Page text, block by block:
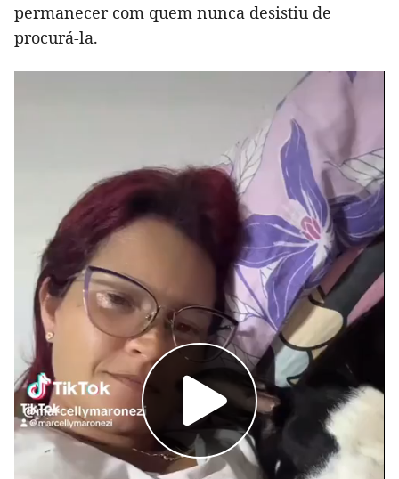
permanecer com quem nunca desistiu de
procurá-la.